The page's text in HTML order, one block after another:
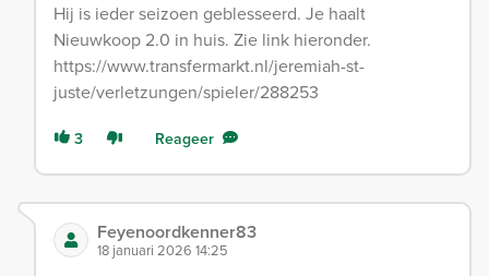
Hij is ieder seizoen geblesseerd. Je haalt
Nieuwkoop 2.0 in huis. Zie link hieronder.
https://www.transfermarkt.nl/jeremiah-st-
juste/verletzungen/spieler/288253
3 Reageer
Feyenoordkenner83
18 januari 2026 14:25